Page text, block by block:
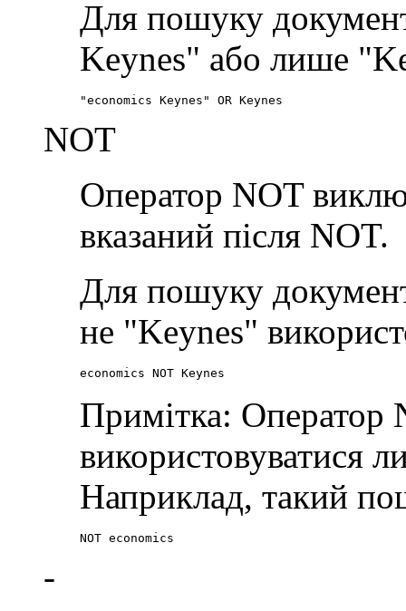
Для пошуку
Keynes" або лише
"economics Keynes" OR Keynes
NOT
Оператор NOT
вказаний після NOT.
Для пошуку
не "Keynes"
economics NOT Keynes
Примітка: Оператор
використовуватися
Наприклад, такий
NOT economics
-